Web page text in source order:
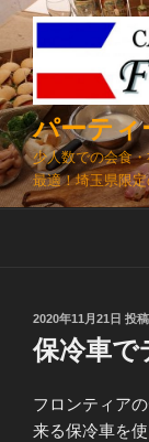
コ
テ
ン
ツ
へ
ス
キ
パーティ
少人数での会食
最適！埼玉県限
投
稿
日:
2020年11月21日 投
保冷車で
フロンティア
来る保冷車を